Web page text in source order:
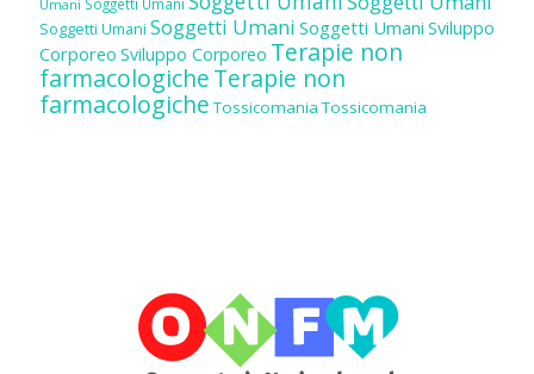
Umani Soggetti Umani
Soggetti Umani Soggetti Umani Soggetti Umani Sviluppo
Corporeo Sviluppo Corporeo Terapie non
farmacologicheTerapie non
farmacologiche Tossicomania Tossicomania